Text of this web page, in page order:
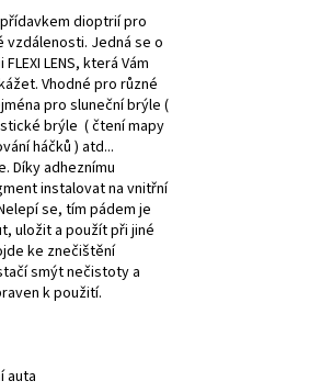
dioptrií pro
Jedná se o
LENS, která Vám
Vhodné pro různé
pro sluneční brýle (
brýle ( čtení mapy
háčků ) atd...
Díky adheznímu
instalovat na vnitřní
se, tím pádem je
uložit a použít při jiné
ke znečištění
smýt nečistoty a
k použití.
auta